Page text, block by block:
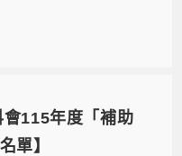
115年度「補助
單】